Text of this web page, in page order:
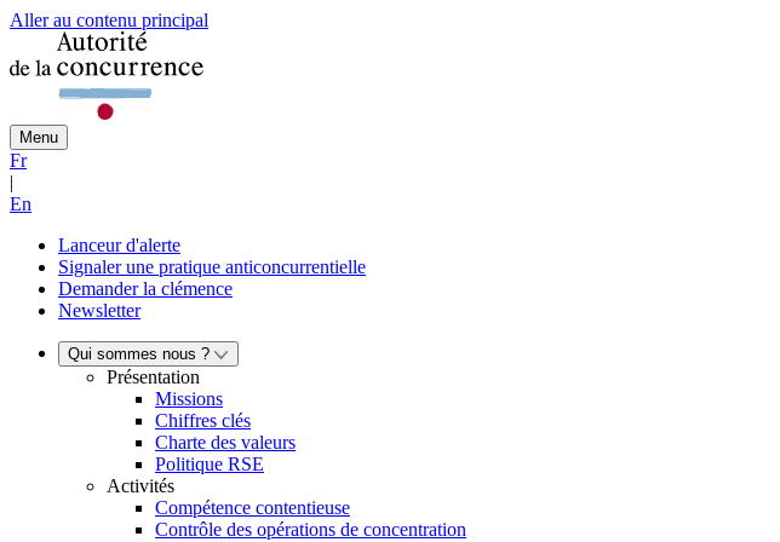
Aller au contenu principal
Menu
Fr
|
En
Lanceur d'alerte
Signaler une pratique anticoncurrentielle
Demander la clémence
Newsletter
Qui sommes nous ?
Présentation
Missions
Chiffres clés
Charte des valeurs
Politique RSE
Activités
Compétence contentieuse
Contrôle des opérations de concentration